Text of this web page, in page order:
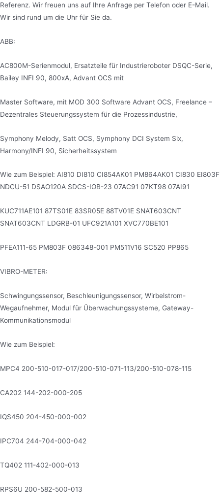
Referenz. Wir freuen uns auf Ihre Anfrage per Telefon oder E-Mail.
Wir sind rund um die Uhr für Sie da.
ABB:
AC800M-Serienmodul, Ersatzteile für Industrieroboter DSQC-Serie,
Bailey INFI 90, 800xA, Advant OCS mit
Master Software, mit MOD 300 Software Advant OCS, Freelance –
Dezentrales Steuerungssystem für die Prozessindustrie,
Symphony Melody, Satt OCS, Symphony DCI System Six,
Harmony/INFI 90, Sicherheitssystem
Wie zum Beispiel: AI810 DI810 CI854AK01 PM864AK01 CI830 EI803F
NDCU-51 DSAO120A SDCS-IOB-23 07AC91 07KT98 07AI91
KUC711AE101 87TS01E 83SR05E 88TV01E SNAT603CNT
SNAT603CNT LDGRB-01 UFC921A101 XVC770BE101
PFEA111-65 PM803F 086348-001 PM511V16 SC520 PP865
VIBRO-METER:
Schwingungssensor, Beschleunigungssensor, Wirbelstrom-
Wegaufnehmer, Modul für Überwachungssysteme, Gateway-
Kommunikationsmodul
Wie zum Beispiel:
MPC4 200-510-017-017/200-510-071-113/200-510-078-115
CA202 144-202-000-205
IQS450 204-450-000-002
IPC704 244-704-000-042
TQ402 111-402-000-013
RPS6U 200-582-500-013